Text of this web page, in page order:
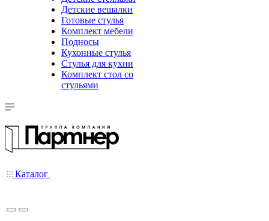
Детские вешалки
Готовые стулья
Комплект мебели
Подносы
Кухонные стулья
Стулья для кухни
Комплект стол со
стульями
Каталог